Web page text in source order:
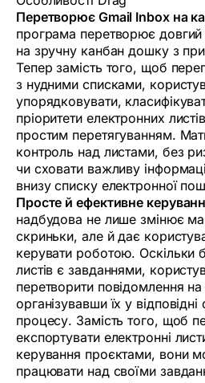
Перетворює Gmail Inbox на
програма перетворює довгий
на зручну канбан дошку з
Тепер замість того, щоб
з нудними списками,
упорядковувати,
пріоритети електронних
простим перетягуванням.
контроль над листами, без
чи сховати важливу
внизу списку електронної
Просте й ефективне
надбудова не лише змінює
скриньки, але й дає
керувати роботою. Оскільки
листів є завданнями,
перетворити повідомлення
організувавши їх у
процесу. Замість того, щоб
експортувати електронні
керування проєктами, вони
працювати над своїми